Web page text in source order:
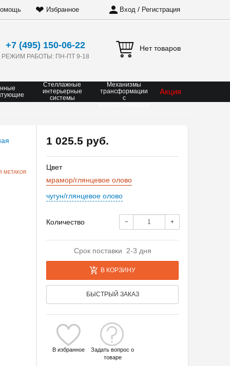
❤ Избранное Вход / Регистрация
+7 (495) 150-06-22
РЕЖИМ РАБОТЫ: ПН-ПТ 9-18
Нет товаров
Стеллажные
интерьерные
системы
Механизмы
трансформации
с
Акция
1 025.5 руб.
Цвет
мрамор/глянцевое олово
чугун/глянцевое олово
Количество − +
Срок поставки 2-3 дня
В КОРЗИНУ
БЫСТРЫЙ ЗАКАЗ
В избранное
Задать вопрос о
товаре